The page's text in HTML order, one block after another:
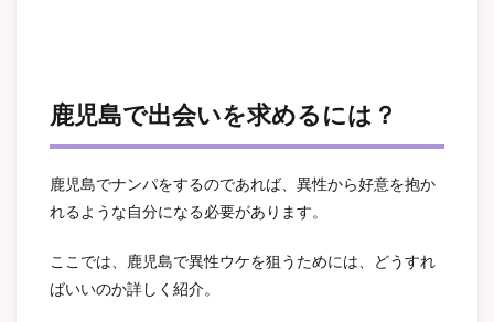
鹿児島で出会いを求めるには？
鹿児島でナンパをするのであれば、異性から好意を抱か
れるような自分になる必要があります。
ここでは、鹿児島で異性ウケを狙うためには、どうすれ
ばいいのか詳しく紹介。